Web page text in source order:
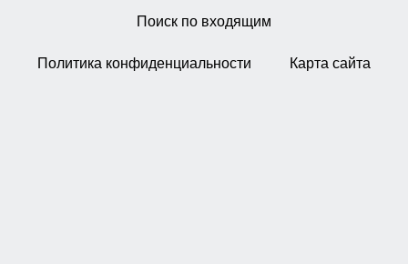
Поиск по входящим
Политика конфиденциальности Карта сайта